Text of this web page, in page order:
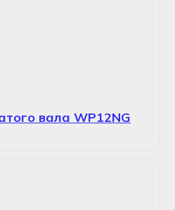
вала WP12NG